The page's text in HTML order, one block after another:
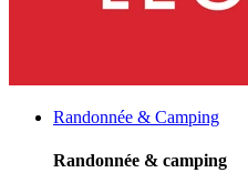
Randonnée & Camping
Randonnée & camping